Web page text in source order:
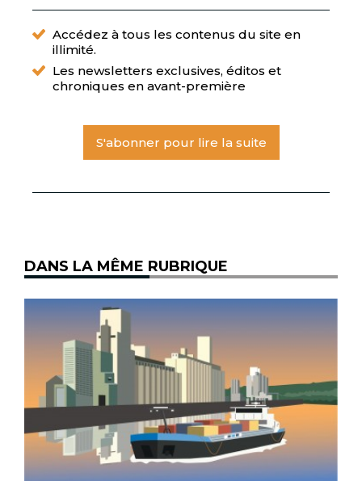
Accédez à tous les contenus du site en
illimité.
Les newsletters exclusives, éditos et
chroniques en avant-première
S'abonner pour lire la suite
DANS LA MÊME RUBRIQUE